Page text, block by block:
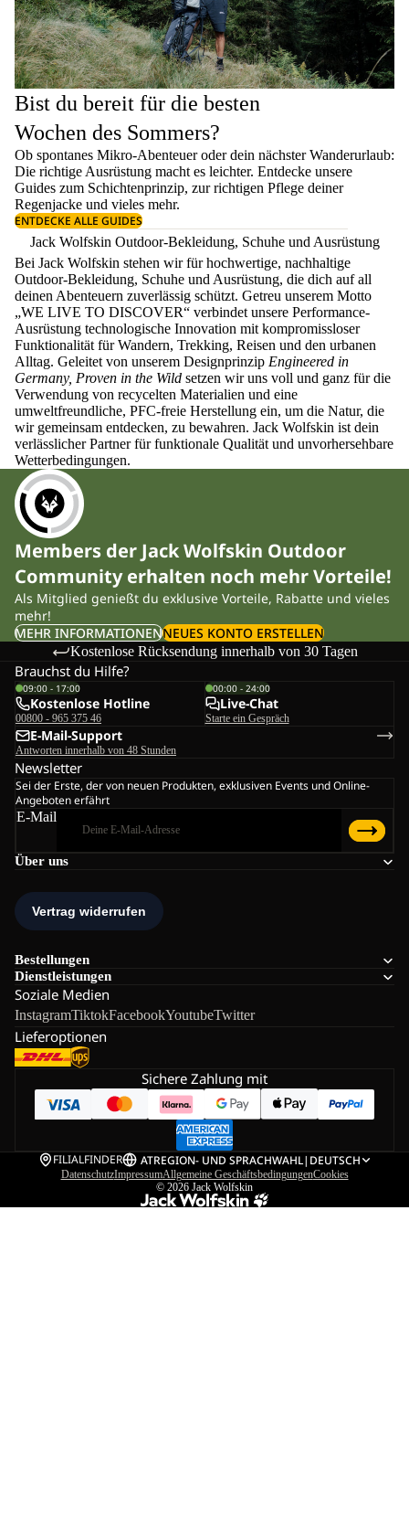
Bist du bereit für die besten
Wochen des Sommers?
Ob spontanes Mikro-Abenteuer oder dein nächster Wanderurlaub:
Die richtige Ausrüstung macht es leichter. Entdecke unsere
Guides zum Schichtenprinzip, zur richtigen Pflege deiner
Regenjacke und vieles mehr.
ENTDECKE ALLE GUIDES
Jack Wolfskin Outdoor-Bekleidung, Schuhe und Ausrüstung
Bei Jack Wolfskin stehen wir für hochwertige, nachhaltige
Outdoor-Bekleidung, Schuhe und Ausrüstung, die dich auf all
deinen Abenteuern zuverlässig schützt. Getreu unserem Motto
„WE LIVE TO DISCOVER“ verbindet unsere Performance-
Ausrüstung technologische Innovation mit kompromissloser
Funktionalität für Wandern, Trekking, Reisen und den urbanen
Alltag. Geleitet von unserem Designprinzip Engineered in
Germany, Proven in the Wild setzen wir uns voll und ganz für die
Verwendung von recycelten Materialien und eine
umweltfreundliche, PFC-freie Herstellung ein, um die Natur, die
wir gemeinsam entdecken, zu bewahren. Jack Wolfskin ist dein
verlässlicher Partner für funktionale Qualität und unvorhersehbare
Wetterbedingungen.
Members der Jack Wolfskin Outdoor
Community erhalten noch mehr Vorteile!
Als Mitglied genießt du exklusive Vorteile, Rabatte und vieles
mehr!
MEHR INFORMATIONENNEUES KONTO ERSTELLEN
Kostenlose Rücksendung innerhalb von 30 Tagen
Über uns
Bestellungen
Dienstleistungen
Soziale Medien
InstagramTiktokFacebookYoutubeTwitter
Lieferoptionen
Brauchst du Hilfe?
09:00 - 17:00
Kostenlose Hotline
00800 - 965 375 46
00:00 - 24:00
Live-Chat
Starte ein Gespräch
E-Mail-Support
Antworten innerhalb von 48 Stunden
Newsletter
Sei der Erste, der von neuen Produkten, exklusiven Events und Online-
Angeboten erfährt
E-Mail
Sichere Zahlung mit
FILIALFINDER ATREGION- UND SPRACHWAHL| DEUTSCH
DatenschutzImpressumAllgemeine GeschäftsbedingungenCookies
© 2026 Jack Wolfskin